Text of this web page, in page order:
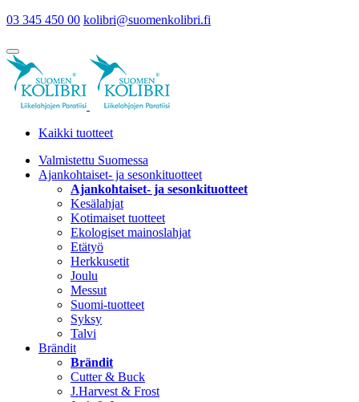
03 345 450 00 kolibri@suomenkolibri.fi
Kaikki tuotteet
Valmistettu Suomessa
Ajankohtaiset- ja sesonkituotteet
Ajankohtaiset- ja sesonkituotteet
Kesälahjat
Kotimaiset tuotteet
Ekologiset mainoslahjat
Etätyö
Herkkusetit
Joulu
Messut
Suomi-tuotteet
Syksy
Talvi
Brändit
Brändit
Cutter & Buck
J.Harvest & Frost